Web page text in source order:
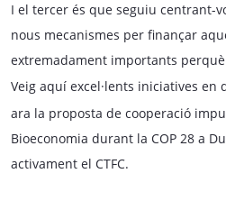
I el tercer és que seguiu centrant-
nous mecanismes per finançar
extremadament importants
Veig aquí excel·lents iniciatives en
ara la proposta de cooperació
Bioeconomia durant la COP 28 a
activament el CTFC.